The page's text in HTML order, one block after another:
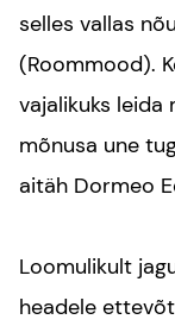
selles vallas
(Roommood).
vajalikuks leida
mõnusa une
aitäh Dormeo
Loomulikult
headele